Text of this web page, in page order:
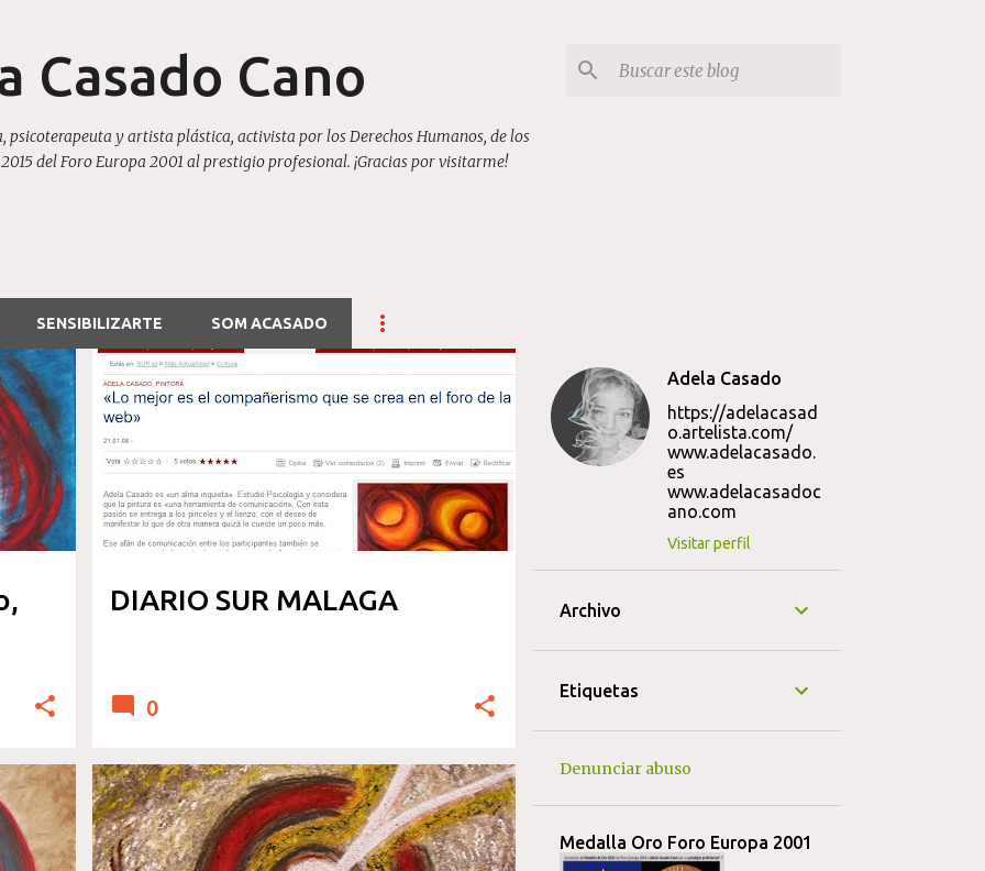
Casado Cano
psicoterapeuta y artista plástica, activista por los Derechos Humanos, de los
del Foro Europa 2001 al prestigio profesional. ¡Gracias por visitarme!
SENSIBILIZARTE SOM ACASADO
+
DIARIO SUR MALAGA
BIOGRAFIA Y ENTREVISTAS
0
ECOLOGIA
Adela Casado
https://adelacasad
o.artelista.com/
www.adelacasado.
es
www.adelacasadoc
ano.com
Visitar perfil
Archivo
Etiquetas
Denunciar abuso
Medalla Oro Foro Europa 2001